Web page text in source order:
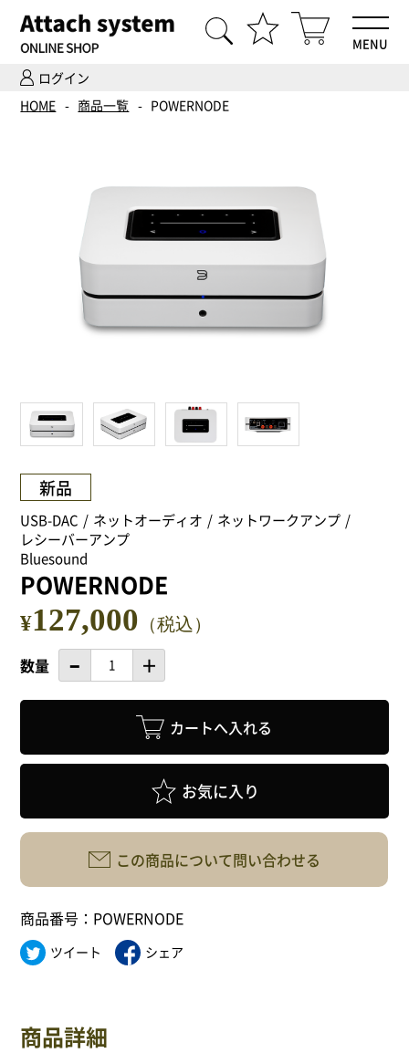
ログイン
MENU
HOME
Hi-Fiオーディオ試聴
ホームシアター体験
設置・調整
ご依頼までの流れ
NEWS
会員登録
マイアカウント
ご利用ガイド
特定商取引法に基づく表記
プライバシーポリシー
サイトポリシー
Tel.0568-37-4757
HOME 商品一覧 POWERNODE
新品
USB-DAC ネットオーディオ
ネットワークアンプ
レシーバーアンプ
Bluesound
POWERNODE
¥127,000 （税込）
数量
お気に入り
この商品について問い合わせる
商品番号：POWERNODE
ツイート シェア
商品詳細